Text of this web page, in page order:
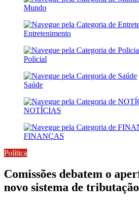
Mundo
Entretenimento
Policial
Saúde
NOTÍCIAS
FINANÇAS
Política
Comissões debatem o
novo sistema de